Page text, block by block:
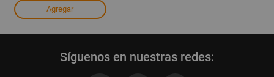
Agregar
Síguenos en nuestras redes: